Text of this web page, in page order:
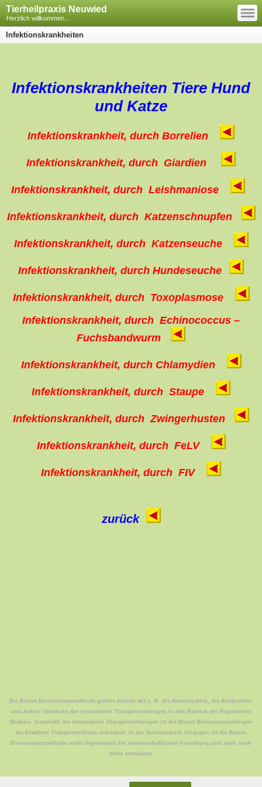
Tierheilpraxis Neuwied
Herzlich willkommen...
—
—
—
Infektionskrankheiten
Infektionskrankheiten Tiere Hund
und Katze
Infektionskrankheit, durch Borrelien
Infektionskrankheit, durch Giardien
Infektionskrankheit, durch Leishmaniose
Infektionskrankheit, durch Katzenschnupfen
Infektionskrankheit, durch Katzenseuche
Infektionskrankheit, durch Hundeseuche
Infektionskrankheit, durch Toxoplasmose
Infektionskrankheit, durch Echinococcus –
Fuchsbandwurm
Infektionskrankheit, durch Chlamydien
Infektionskrankheit, durch Staupe
Infektionskrankheit, durch Zwingerhusten
Infektionskrankheit, durch FeLV
Infektionskrankheit, durch FIV
zurück
Die Bicom Bioresonanzmethode gehört ebenso wie z. B. die Homöopathie, die Akupunktur
und andere Verfahren der besonderen Therapierichtungen in den Bereich der Regulativen
Medizin. Innerhalb der besonderen Therapierichtungen ist die Bicom Bioresonanztherapie
als bewährte Therapiemethode anerkannt. In der Schulmedizin hingegen ist die Bicom
Bioresonanzmethode nicht Gegenstand der wissenschaftlichen Forschung und auch noch
nicht anerkannt.
Datenschutzerklärung